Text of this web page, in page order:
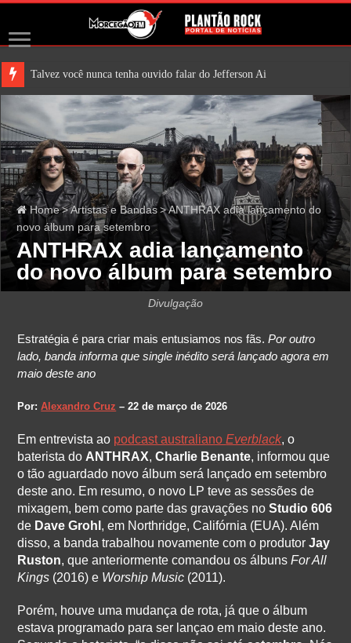
Talvez você nunca tenha ouvido falar do Jefferson Airplane. Mas
Home>Artistas e Bandas >ANTHRAX adia lançamento do
novo álbum para setembro
ANTHRAX adia lançamento
do novo álbum para setembro
Divulgação
Estratégia é para criar mais entusiamos nos fãs.Por outro
lado, banda informa que single inédito será lançado agora em
maio deste ano
Por:Alexandro Cruz – 22 de março de 2026
Em entrevista ao podcast australianoEverblack, o
baterista do ANTHRAX,Charlie Benante, informou que
o tão aguardado novo álbum será lançado em setembro
deste ano. Em resumo, o novo LP teve as sessões de
mixagem, bem como parte das gravações noStudio 606
de Dave Grohl , em Northridge, Califórnia (EUA). Além
disso, a banda trabalhou novamente com o produtorJay
Ruston, que anteriormente comandou os álbunsFor All
Kings (2016) e Worship Music (2011).
Porém, houve uma mudança de rota, já que o álbum
estava programado para ser lançao em maio deste ano.